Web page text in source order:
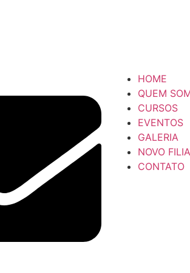
HOME
QUEM
CURSOS
EVENTOS
GALERIA
NOVO
CONTATO